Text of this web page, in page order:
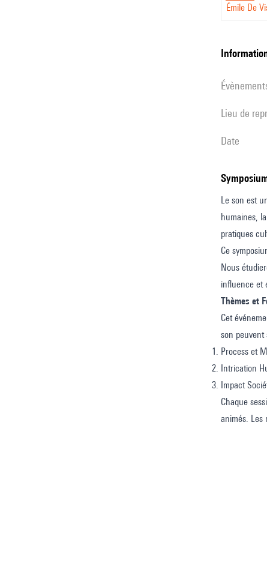
Society
Émile De
Lieu de
date
Le son est
humaines,
pratiques
Ce
Nous
influence et
Thèmes et
Cet
son peuvent
Process et
Intrication
Impact
Chaque
animés. Les